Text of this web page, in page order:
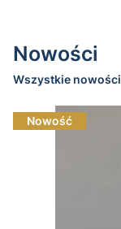
Nowości
Wszystkie nowości
Nowość